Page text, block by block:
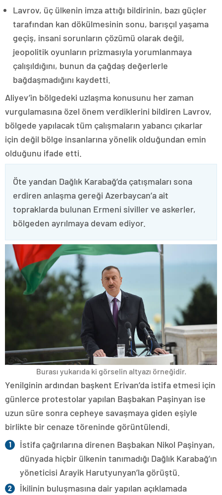
Lavrov, üç ülkenin imza attığı bildirinin, bazı güçler
tarafından kan dökülmesinin sonu, barışçıl yaşama
geçiş, insani sorunların çözümü olarak değil,
jeopolitik oyunların prizmasıyla yorumlanmaya
çalışıldığını, bunun da çağdaş değerlerle
bağdaşmadığını kaydetti.
Aliyev’in bölgedeki uzlaşma konusunu her zaman
vurgulamasına özel önem verdiklerini bildiren Lavrov,
bölgede yapılacak tüm çalışmaların yabancı çıkarlar
için değil bölge insanlarına yönelik olduğundan emin
olduğunu ifade etti.
Öte yandan Dağlık Karabağ’da çatışmaları sona
erdiren anlaşma gereği Azerbaycan’a ait
topraklarda bulunan Ermeni siviller ve askerler,
bölgeden ayrılmaya devam ediyor.
Burası yukarıda ki görselin altyazı örneğidir.
Yenilginin ardından başkent Erivan’da istifa etmesi için
günlerce protestolar yapılan Başbakan Paşinyan ise
uzun süre sonra cepheye savaşmaya giden eşiyle
birlikte bir cenaze töreninde görüntülendi.
İstifa çağrılarına direnen Başbakan Nikol Paşinyan,
dünyada hiçbir ülkenin tanımadığı Dağlık Karabağ’ın
yöneticisi Arayik Harutyunyan’la görüştü.
İkilinin buluşmasına dair yapılan açıklamada